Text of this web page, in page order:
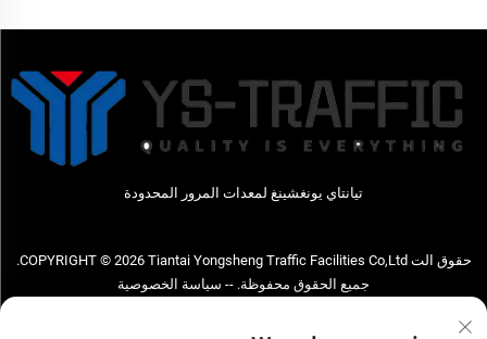
تيانتاي يونغشينغ لمعدات المرور المحدودة
حقوق الت COPYRIGHT © 2026 Tiantai Yongsheng Traffic Facilities Co,Ltd.
جميع الحقوق محفوظة. -- سياسة الخصوصية